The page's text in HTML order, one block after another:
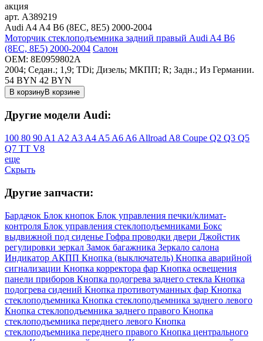
акция
арт. A389219
Audi A4 A4 B6 (8EC, 8E5) 2000-2004
Моторчик стеклоподъемника задний правый Audi A4 B6
(8EC, 8E5) 2000-2004 Салон
OEM: 8E0959802A
2004; Седан.; 1,9; TDi; Дизель; МКПП; R; Задн.; Из Германии.
54 BYN 42 BYN
В корзинуВ корзине
Другие модели Audi:
100 80 90 A1 A2 A3 A4 A5 A6 A6 Allroad A8 Coupe Q2 Q3 Q5
Q7 TT V8
еще
Скрыть
Другие запчасти:
Бардачок Блок кнопок Блок управления печки/климат-
контроля Блок управления стеклоподъемниками Бокс
выдвижной под сиденье Гофра проводки двери Джойстик
регулировки зеркал Замок багажника Зеркало салона
Индикатор АКПП Кнопка (выключатель) Кнопка аварийной
сигнализации Кнопка корректора фар Кнопка освещения
панели приборов Кнопка подогрева заднего стекла Кнопка
подогрева сидений Кнопка противотуманных фар Кнопка
стеклоподъемника Кнопка стеклоподъемника заднего левого
Кнопка стеклоподъемника заднего правого Кнопка
стеклоподъемника переднего левого Кнопка
стеклоподъемника переднего правого Кнопка центрального